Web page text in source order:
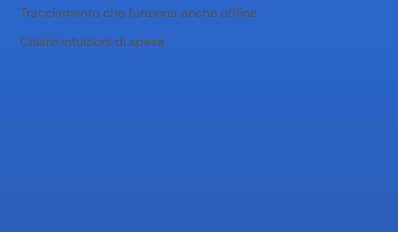
Tracciamento che funziona anche offline
Chiare intuizioni di spesa